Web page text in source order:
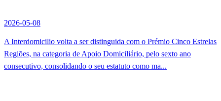
2026-05-08
A Interdomicilio volta a ser distinguida com o Prémio Cinco Estrelas
Regiões, na categoria de Apoio Domiciliário, pelo sexto ano
consecutivo, consolidando o seu estatuto como ma...